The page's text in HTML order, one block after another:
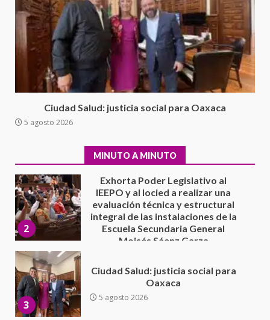
Ciudad Salud: justicia social para Oaxaca
5 agosto 2026
MINUTO A MINUTO
16 julio 2026
Avanza con orden y tranquilidad
el proceso electoral
extraordinario de Santiago
Xanica: Jesús Romero
7 agosto 2026
Exhorta Poder Legislativo al
IEEPO y al Iocied a realizar una
Escuela Secundaria General
Moisés Sáenz Garza
5 agosto 2026
3
Ciudad Salud: justicia social para
Oaxaca
5 agosto 2026
4
con el Gobernador Salomón Jara
Cruz reafirma la consolidación
de la transformación en